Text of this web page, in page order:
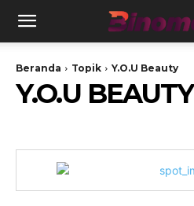
Beranda Topik Y.O.U Beauty
Y.O.U BEAUTY